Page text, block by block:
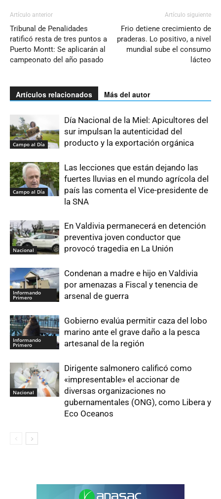
Artículo anterior
Tribunal de Penalidades
ratificó resta de tres puntos a
Puerto Montt: Se aplicarán al
campeonato del año pasado
Artículo siguiente
Frio detiene crecimiento de
praderas. Lo positivo, a nivel
mundial sube el consumo
lácteo
Artículos relacionados Más del autor
Campo al Día
Día Nacional de la Miel: Apicultores del
sur impulsan la autenticidad del
producto y la exportación orgánica
Campo al Día
Las lecciones que están dejando las
fuertes lluvias en el mundo agrícola del
país las comenta el Vice-presidente de
la SNA
Nacional
En Valdivia permanecerá en detención
preventiva joven conductor que
provocó tragedia en La Unión
Informando
Primero
Condenan a madre e hijo en Valdivia
por amenazas a Fiscal y tenencia de
arsenal de guerra
Informando
Primero
Gobierno evalúa permitir caza del lobo
marino ante el grave daño a la pesca
artesanal de la región
Nacional
Dirigente salmonero calificó como
«impresentable» el accionar de
diversas organizaciones no
gubernamentales (ONG), como Libera y
Eco Oceanos